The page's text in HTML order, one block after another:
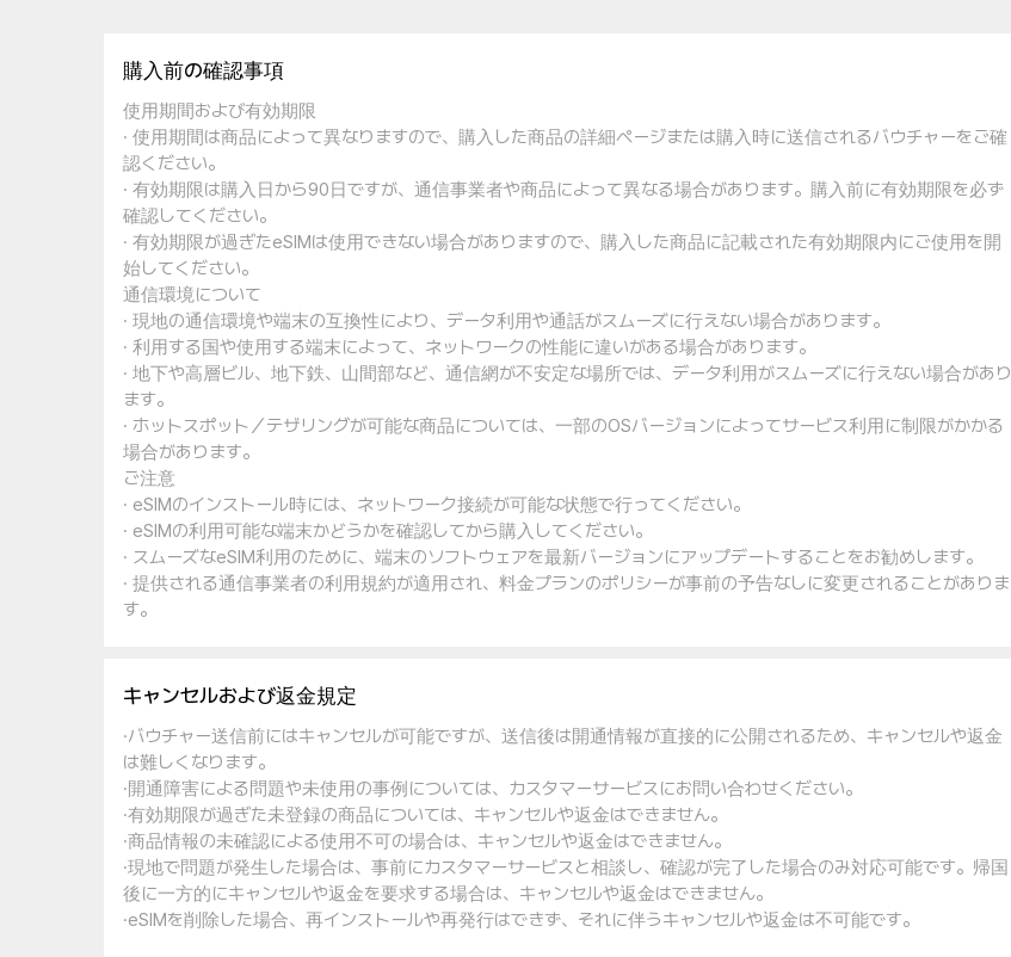
購入前の確認事項
使用期間および有効期限
· 使用期間は商品によって異なりますので、購入した商品の詳細ページまたは購入時に送信されるバウチャーをご確
認ください。
· 有効期限は購入日から90日ですが、通信事業者や商品によって異なる場合があります。購入前に有効期限を必ず
確認してください。
· 有効期限が過ぎたeSIMは使用できない場合がありますので、購入した商品に記載された有効期限内にご使用を開
始してください。
通信環境について
· 現地の通信環境や端末の互換性により、データ利用や通話がスムーズに行えない場合があります。
· 利用する国や使用する端末によって、ネットワークの性能に違いがある場合があります。
· 地下や高層ビル、地下鉄、山間部など、通信網が不安定な場所では、データ利用がスムーズに行えない場合があり
ます。
· ホットスポット／テザリングが可能な商品については、一部のOSバージョンによってサービス利用に制限がかかる
場合があります。
ご注意
· eSIMのインストール時には、ネットワーク接続が可能な状態で行ってください。
· eSIMの利用可能な端末かどうかを確認してから購入してください。
· スムーズなeSIM利用のために、端末のソフトウェアを最新バージョンにアップデートすることをお勧めします。
· 提供される通信事業者の利用規約が適用され、料金プランのポリシーが事前の予告なしに変更されることがありま
す。
キャンセルおよび返金規定
·バウチャー送信前にはキャンセルが可能ですが、送信後は開通情報が直接的に公開されるため、キャンセルや返金
は難しくなります。
·開通障害による問題や未使用の事例については、カスタマーサービスにお問い合わせください。
·有効期限が過ぎた未登録の商品については、キャンセルや返金はできません。
·商品情報の未確認による使用不可の場合は、キャンセルや返金はできません。
·現地で問題が発生した場合は、事前にカスタマーサービスと相談し、確認が完了した場合のみ対応可能です。帰国
後に一方的にキャンセルや返金を要求する場合は、キャンセルや返金はできません。
·eSIMを削除した場合、再インストールや再発行はできず、それに伴うキャンセルや返金は不可能です。